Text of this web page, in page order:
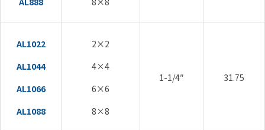
AL1022
AL1044
AL1066
AL1088
2×2
4×4
6×6
8×8
1-1/4″ 31.75